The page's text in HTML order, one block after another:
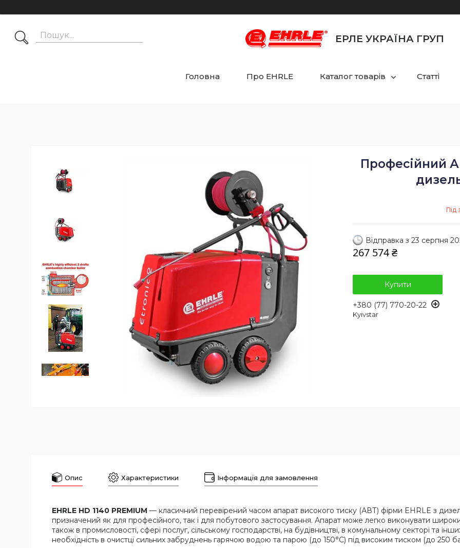
ЕРЛЕ УКРАЇНА ГРУП
Головна Про EHRLE Каталог товарів Статті
Професійний
Під
Відправка з 23 серпня
267 574 ₴
Купити
+380 (77) 770-20-22
Kyivstar
Опис Характеристики Інформація для замовлення
EHRLE HD 1140 PREMIUM — класичний перевірений часом апарат високого тиску (АВТ) фірми EHRLE з
призначений як для професійного, так і для побутового застосування. Апарат може легко виконувати
також в промисловості, сфері послуг, сільському господарстві, на будівництві, в комунальному секторі та
необхідність в очистці сильних забруднень гарячою водою та парою (до 150°С) під високим тиском (до 250